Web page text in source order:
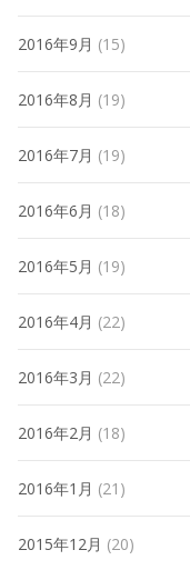
2016年9月 (15)
2016年8月 (19)
2016年7月 (19)
2016年6月 (18)
2016年5月 (19)
2016年4月 (22)
2016年3月 (22)
2016年2月 (18)
2016年1月 (21)
2015年12月 (20)